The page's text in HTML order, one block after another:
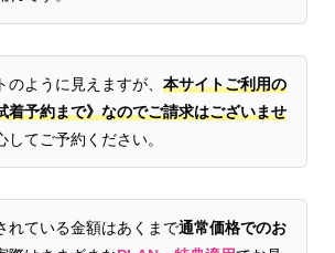
ように見えますが、 本サイトご利用の
着予約まで》なのでご請求はございませ
してご予約ください。
ている金額はあくまで通常価格でのお